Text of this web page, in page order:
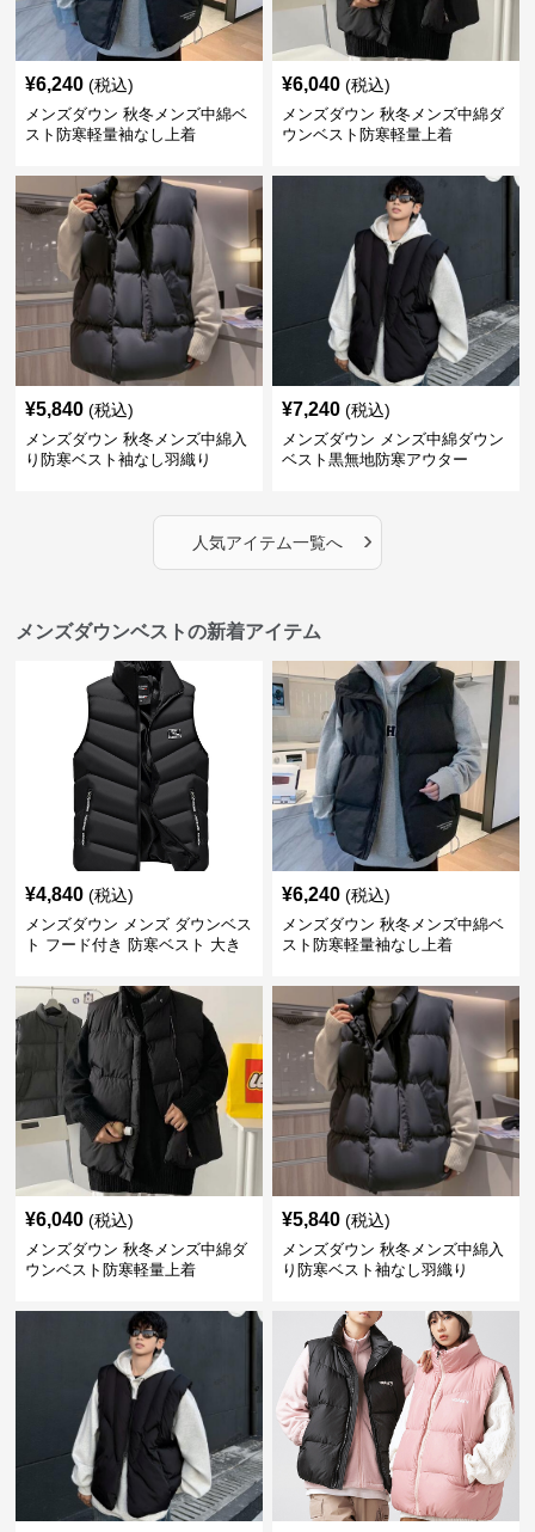
¥6,240 (税込)
メンズダウン 秋冬メンズ中綿ベ
スト防寒軽量袖なし上着
¥6,040 (税込)
メンズダウン 秋冬メンズ中綿ダ
ウンベスト防寒軽量上着
¥5,840 (税込)
メンズダウン 秋冬メンズ中綿入
り防寒ベスト袖なし羽織り
¥7,240 (税込)
メンズダウン メンズ中綿ダウン
ベスト黒無地防寒アウター
人気アイテム一覧へ ›
メンズダウンベストの新着アイテム
¥4,840 (税込)
メンズダウン メンズ ダウンベス
ト フード付き 防寒ベスト 大き
¥6,240 (税込)
メンズダウン 秋冬メンズ中綿ベ
スト防寒軽量袖なし上着
¥6,040 (税込)
メンズダウン 秋冬メンズ中綿ダ
ウンベスト防寒軽量上着
¥5,840 (税込)
メンズダウン 秋冬メンズ中綿入
り防寒ベスト袖なし羽織り